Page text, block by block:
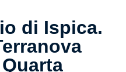
di Ispica.